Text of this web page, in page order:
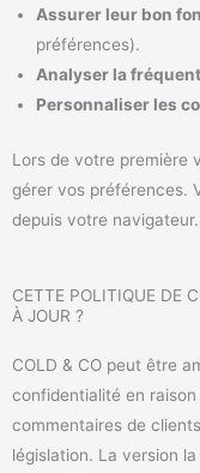
Assurer leur bon
préférences).
Analyser la
Personnaliser les
Lors de votre première
gérer vos préférences.
depuis votre navigateur.
CETTE POLITIQUE DE
À JOUR ?
COLD & CO peut être
confidentialité en
commentaires de
législation. La version